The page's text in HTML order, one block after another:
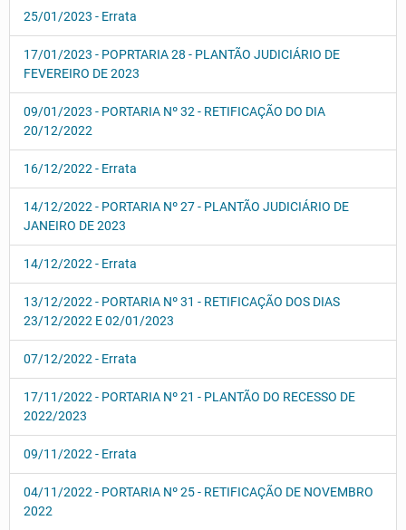
25/01/2023 - Errata
17/01/2023 - POPRTARIA 28 - PLANTÃO JUDICIÁRIO DE
FEVEREIRO DE 2023
09/01/2023 - PORTARIA Nº 32 - RETIFICAÇÃO DO DIA
20/12/2022
16/12/2022 - Errata
14/12/2022 - PORTARIA Nº 27 - PLANTÃO JUDICIÁRIO DE
JANEIRO DE 2023
14/12/2022 - Errata
13/12/2022 - PORTARIA Nº 31 - RETIFICAÇÃO DOS DIAS
23/12/2022 E 02/01/2023
07/12/2022 - Errata
17/11/2022 - PORTARIA Nº 21 - PLANTÃO DO RECESSO DE
2022/2023
09/11/2022 - Errata
04/11/2022 - PORTARIA Nº 25 - RETIFICAÇÃO DE NOVEMBRO
2022